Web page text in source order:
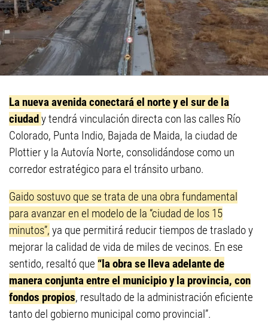
La nueva avenida conectará el norte y el sur de la
ciudady tendrá vinculación directa con las calles Río
Colorado, Punta Indio, Bajada de Maida, la ciudad de
Plottier y la Autovía Norte, consolidándose como un
corredor estratégico para el tránsito urbano.
Gaido sostuvo que se trata de una obra fundamental
para avanzar en el modelo de la “ciudad de los 15
minutos”, ya que permitirá reducir tiempos de traslado y
mejorar la calidad de vida de miles de vecinos. En ese
sentido, resaltó que “la obra se lleva adelante de
manera conjunta entre el municipio y la provincia, con
fondos propios, resultado de la administración eficiente
tanto del gobierno municipal como provincial”.